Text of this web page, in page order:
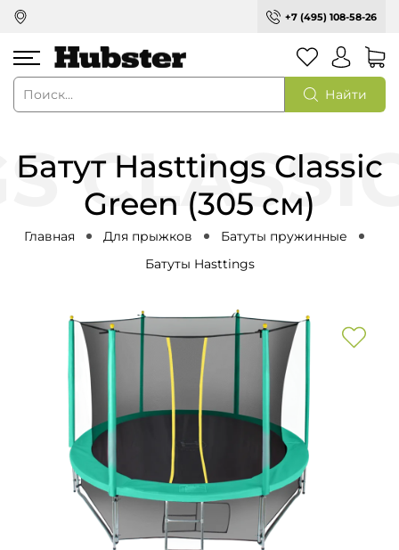
+7 (495) 108-58-26
Найти
Батут Hasttings Classic
Green (305 см)
Главная Для прыжков
Батуты пружинные
Батуты Hasttings